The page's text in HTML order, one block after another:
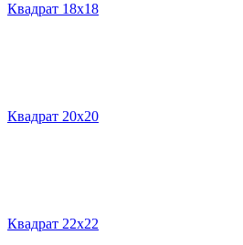
Квадрат 18х18
Квадрат 20х20
Квадрат 22х22